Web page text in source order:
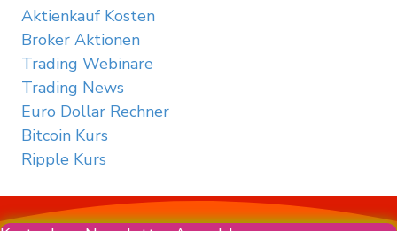
Aktienkauf Kosten
Broker Aktionen
Trading Webinare
Trading News
Euro Dollar Rechner
Bitcoin Kurs
Ripple Kurs